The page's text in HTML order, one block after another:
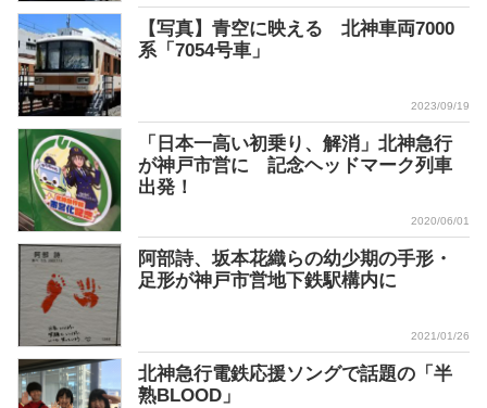
【写真】青空に映える 北神車両7000
系「7054号車」
2023/09/19
「日本一高い初乗り、解消」北神急行
が神戸市営に 記念ヘッドマーク列車
出発！
2020/06/01
阿部詩、坂本花織らの幼少期の手形・
足形が神戸市営地下鉄駅構内に
2021/01/26
北神急行電鉄応援ソングで話題の「半
熟BLOOD」